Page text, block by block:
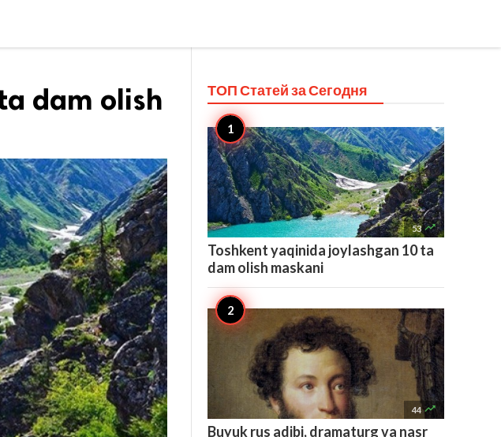
dam olish
ТОП Статей заСегодня
53 
Toshkent yaqinida joylashgan 10 ta
dam olish maskani
44 
Buyuk rus adibi, dramaturg va nasr